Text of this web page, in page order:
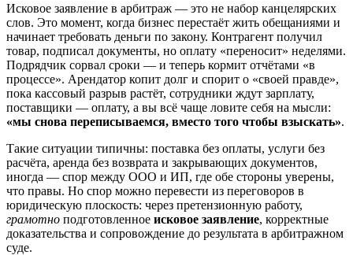
Исковое заявление в арбитраж — это не набор канцелярских
слов. Это момент, когда бизнес перестаёт жить обещаниями и
начинает требовать деньги по закону. Контрагент получил
товар, подписал документы, но оплату «переносит» неделями.
Подрядчик сорвал сроки — и теперь кормит отчётами «в
процессе». Арендатор копит долг и спорит о «своей правде»,
пока кассовый разрыв растёт, сотрудники ждут зарплату,
поставщики — оплату, а вы всё чаще ловите себя на мысли:
«мы снова переписываемся, вместо того чтобы взыскать».
Такие ситуации типичны: поставка без оплаты, услуги без
расчёта, аренда без возврата и закрывающих документов,
иногда — спор между ООО и ИП, где обе стороны уверены,
что правы. Но спор можно перевести из переговоров в
юридическую плоскость: через претензионную работу,
грамотно подготовленное исковое заявление, корректные
доказательства и сопровождение до результата в арбитражном
суде.